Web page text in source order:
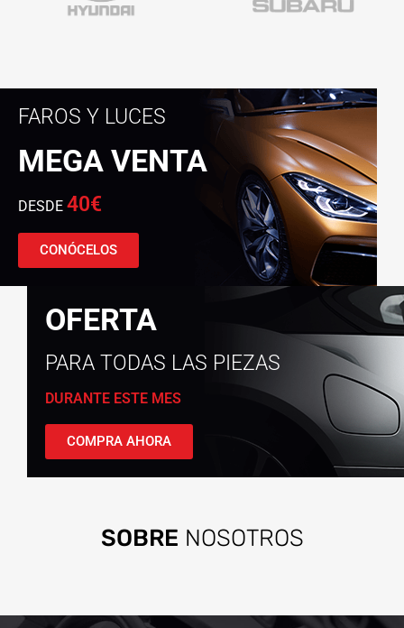
FAROS Y LUCES
MEGA VENTA
DESDE 40€
CONÓCELOS
OFERTA
PARA TODAS LAS PIEZAS
DURANTE ESTE MES
COMPRA AHORA
SOBRE NOSOTROS